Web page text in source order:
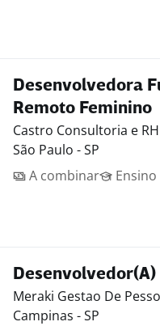
Desenvolvedora
Remoto Feminino
Castro Consultoria e RH
São Paulo - SP
A combinar
Meraki Gestao De
Campinas - SP